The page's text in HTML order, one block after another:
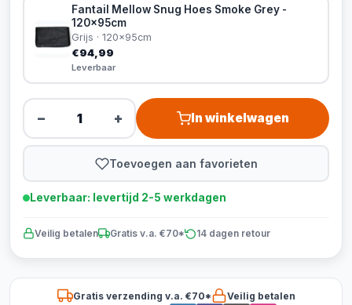
Fantail Mellow Snug Hoes Smoke Grey -
120x95cm
Grijs · 120x95cm
€94,99
Leverbaar
− + In winkelwagen
Toevoegen aan favorieten
Leverbaar: levertijd 2-5 werkdagen
Veilig betalen Gratis v.a. €70* 14 dagen retour
Gratis verzending v.a. €70*
Veilig betalen